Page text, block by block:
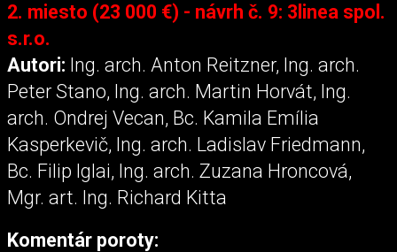
2. miesto (23 000 €) - návrh č. 9: 3linea spol.
s.r.o.
Autori: Ing. arch. Anton Reitzner, Ing. arch.
Peter Stano, Ing. arch. Martin Horvát, Ing.
arch. Ondrej Vecan, Bc. Kamila Emília
Kasperkevič, Ing. arch. Ladislav Friedmann,
Bc. Filip Iglai, Ing. arch. Zuzana Hroncová,
Mgr. art. Ing. Richard Kitta
Komentár poroty: